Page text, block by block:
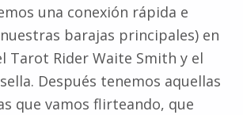
una conexión rápida e
barajas principales) en
Tarot Rider Waite Smith y el
Después tenemos aquellas
que vamos flirteando, que